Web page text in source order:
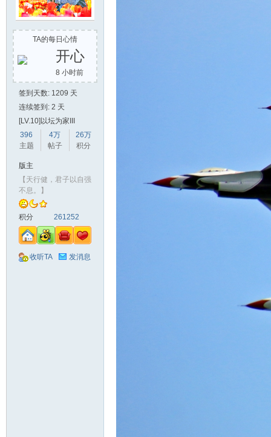
TA的每日心情
开心
8 小时前
签到天数: 1209 天
连续签到: 2 天
[LV.10]以坛为家III
396
主题
4万
帖子
26万
积分
版主
【天行健，君子以自强
不息。】
积分 261252
收听TA 发消息